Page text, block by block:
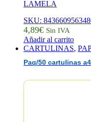
LAMELA
SKU:
4,89€ Sin IVA
Añadir al carrito
CARTULINAS,
Paq/50 cartulinas